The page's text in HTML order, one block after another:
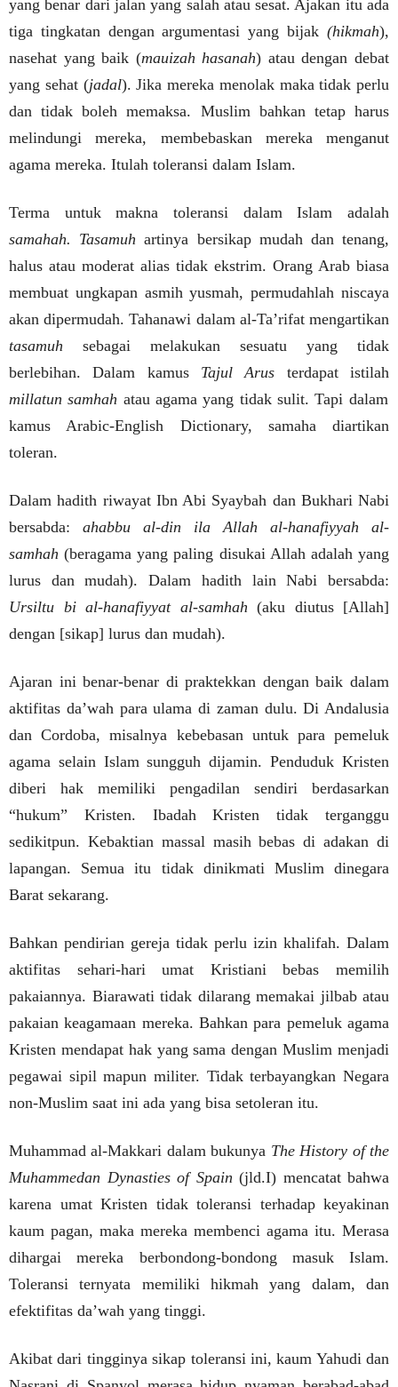
yang benar dari jalan yang salah atau sesat. Ajakan itu ada
tiga tingkatan dengan argumentasi yang bijak (hikmah),
nasehat yang baik (mauizah hasanah) atau dengan debat
yang sehat (jadal). Jika mereka menolak maka tidak perlu
dan tidak boleh memaksa. Muslim bahkan tetap harus
melindungi mereka, membebaskan mereka menganut
agama mereka. Itulah toleransi dalam Islam.
Terma untuk makna toleransi dalam Islam adalah
samahah. Tasamuhartinya bersikap mudah dan tenang,
halus atau moderat alias tidak ekstrim. Orang Arab biasa
membuat ungkapan asmih yusmah, permudahlah niscaya
akan dipermudah. Tahanawi dalam al-Ta’rifat mengartikan
tasamuh sebagai melakukan sesuatu yang tidak
berlebihan. Dalam kamus Tajul Arus terdapat istilah
millatun samhah atau agama yang tidak sulit. Tapi dalam
kamus Arabic-English Dictionary, samaha diartikan
toleran.
Dalam hadith riwayat Ibn Abi Syaybah dan Bukhari Nabi
bersabda: ahabbu al-din ila Allah al-hanafiyyah al-
samhah(beragama yang paling disukai Allah adalah yang
lurus dan mudah). Dalam hadith lain Nabi bersabda:
Ursiltu bi al-hanafiyyat al-samhah (aku diutus [Allah]
dengan [sikap] lurus dan mudah).
Ajaran ini benar-benar di praktekkan dengan baik dalam
aktifitas da’wah para ulama di zaman dulu. Di Andalusia
dan Cordoba, misalnya kebebasan untuk para pemeluk
agama selain Islam sungguh dijamin. Penduduk Kristen
diberi hak memiliki pengadilan sendiri berdasarkan
“hukum” Kristen. Ibadah Kristen tidak terganggu
sedikitpun. Kebaktian massal masih bebas di adakan di
lapangan. Semua itu tidak dinikmati Muslim dinegara
Barat sekarang.
Bahkan pendirian gereja tidak perlu izin khalifah. Dalam
aktifitas sehari-hari umat Kristiani bebas memilih
pakaiannya. Biarawati tidak dilarang memakai jilbab atau
pakaian keagamaan mereka. Bahkan para pemeluk agama
Kristen mendapat hak yang sama dengan Muslim menjadi
pegawai sipil mapun militer. Tidak terbayangkan Negara
non-Muslim saat ini ada yang bisa setoleran itu.
Muhammad al-Makkari dalam bukunya The History of the
Muhammedan Dynasties of Spain (jld.I) mencatat bahwa
karena umat Kristen tidak toleransi terhadap keyakinan
kaum pagan, maka mereka membenci agama itu. Merasa
dihargai mereka berbondong-bondong masuk Islam.
Toleransi ternyata memiliki hikmah yang dalam, dan
efektifitas da’wah yang tinggi.
Akibat dari tingginya sikap toleransi ini, kaum Yahudi dan